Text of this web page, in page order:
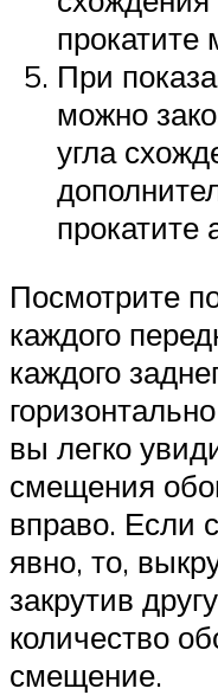
прокатите
При
можно
угла
прокатите
Посмотрите
каждого
каждого
вы легко
смещения
вправо. Если
явно, то,
закрутив
количество
смещение.